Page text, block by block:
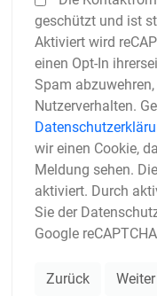
geschützt und ist
Aktiviert wird
einen Opt-In
Spam
Nutzerverhalten.
wir einen Cookie,
Meldung sehen.
aktiviert. Durch
Sie der
Google
Zurück Weiter